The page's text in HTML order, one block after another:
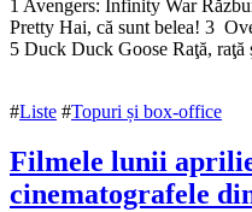
14
mai
201829
1 Avengers: Infinity War
Pretty Hai, că sunt belea! 3
5 Duck Duck Goose Raţă,
#Liste #Topuri și box-office
Filmele lunii
cinematografele